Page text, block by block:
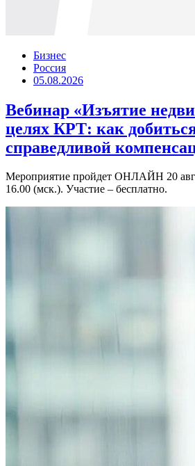
Бизнес
Россия
05.08.2026
Вебинар «Изъятие
целях КРТ: как
справедливой
Мероприятие пройдет ОНЛАЙН 20
16.00 (мск.). Участие – бесплатно.